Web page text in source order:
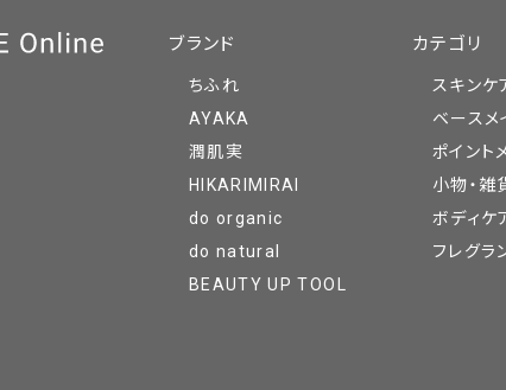
ブランド
ちふれ
AYAKA
潤肌実
HIKARIMIRAI
do organic
do natural
BEAUTY UP TOOL
カテゴリ
スキンケ
ベースメ
ポイント
小物・雑
ボディケ
フレグラ